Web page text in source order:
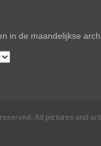
in de maandelijkse
All pictures and